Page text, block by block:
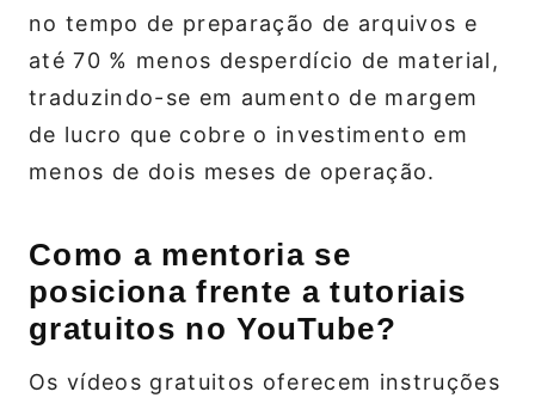
no tempo de preparação de arquivos e
até 70 % menos desperdício de material,
traduzindo-se em aumento de margem
de lucro que cobre o investimento em
menos de dois meses de operação.
Como a mentoria se
posiciona frente a tutoriais
gratuitos no YouTube?
Os vídeos gratuitos oferecem instruções